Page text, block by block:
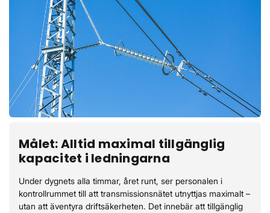
Målet: Alltid maximal tillgänglig
kapacitet i ledningarna
Under dygnets alla timmar, året runt, ser personalen i
kontrollrummet till att transmissionsnätet utnyttjas maximalt –
utan att äventyra driftsäkerheten. Det innebär att tillgänglig